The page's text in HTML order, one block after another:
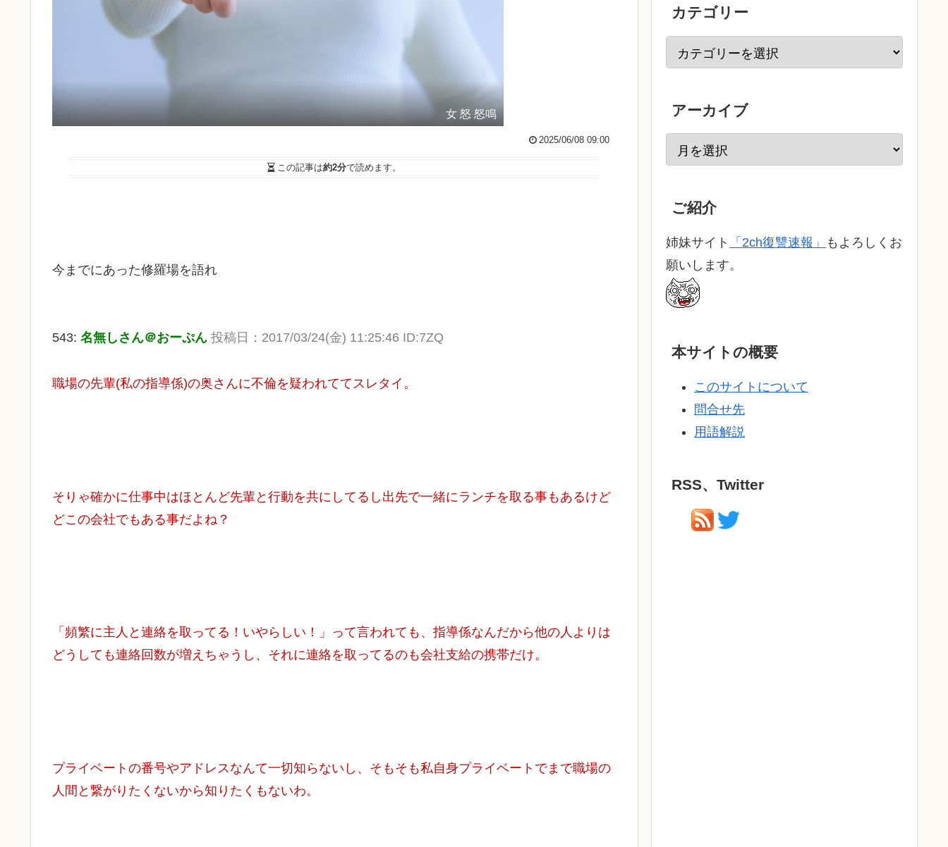
女 怒 怒鳴
2025/06/08 09:00
この記事は約2分で読めます。
今までにあった修羅場を語れ
543: 名無しさん＠おーぷん 投稿日：2017/03/24(金) 11:25:46 ID:7ZQ
職場の先輩(私の指導係)の奥さんに不倫を疑われててスレタイ。
そりゃ確かに仕事中はほとんど先輩と行動を共にしてるし出先で一緒にランチを取る事もあるけど
どこの会社でもある事だよね？
「頻繁に主人と連絡を取ってる！いやらしい！」って言われても、指導係なんだから他の人よりは
どうしても連絡回数が増えちゃうし、それに連絡を取ってるのも会社支給の携帯だけ。
プライベートの番号やアドレスなんて一切知らないし、そもそも私自身プライベートでまで職場の
人間と繋がりたくないから知りたくもないわ。
カテゴリー
アーカイブ
ご紹介
姉妹サイト 「2ch復讐速報」
もよろしくお
願いします。
本サイトの概要
このサイトについて
問合せ先
用語解説
RSS、Twitter